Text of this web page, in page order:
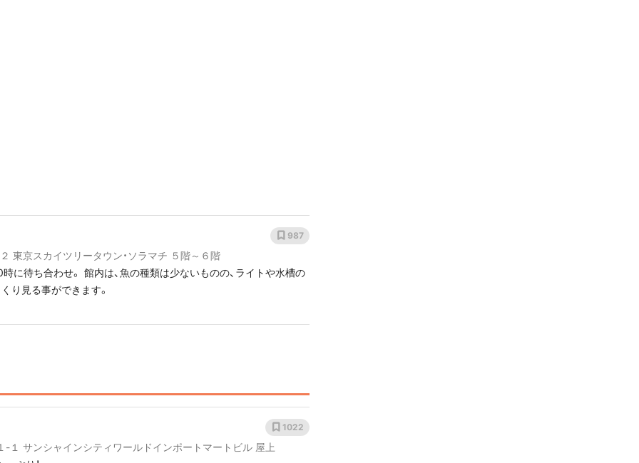
東京スカイツリータウン・ソラマチ ５階～６階
類は少ないものの、ライトや水槽の
り見る事ができます。
987
-１ サンシャインシティワールドインポートマートビル 屋上
1022